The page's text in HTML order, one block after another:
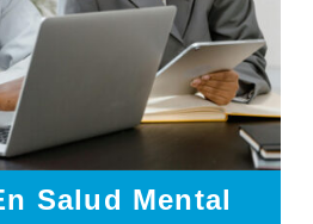
Salud Mental